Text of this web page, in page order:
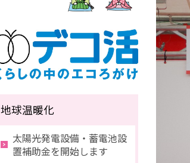
地球温暖化
太陽光発電設備・蓄電池設
置補助金を開始します